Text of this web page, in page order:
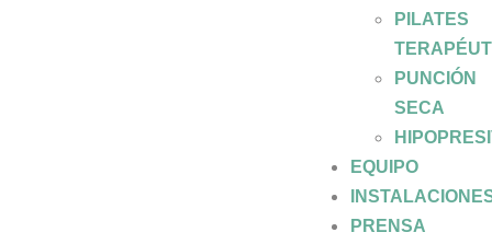
PILATES
PUNCIÓN
SECA
EQUIPO
PRENSA